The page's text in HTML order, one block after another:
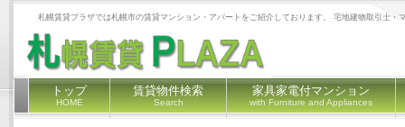
札幌賃貸プラザでは札幌市の賃貸マンション・アパートをご紹介しております。 宅地建物取引士
トップ
HOME
賃貸物件検索
Search
家具家電付マンション
with Furniture and Appliances